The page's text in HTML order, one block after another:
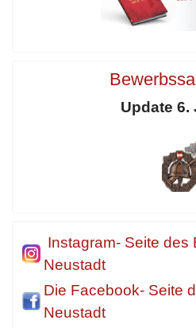
Update 6.
Instagram- Seite des
Neustadt
Die Facebook- Seite
Neustadt